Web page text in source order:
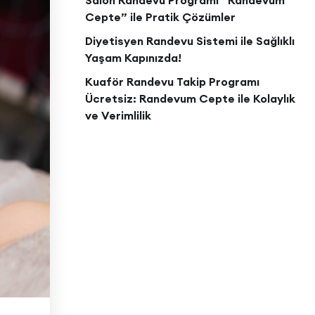
Cepte” ile Pratik Çözümler
Diyetisyen Randevu Sistemi ile Sağlıklı
Yaşam Kapınızda!
Kuaför Randevu Takip Programı
Ücretsiz: Randevum Cepte ile Kolaylık
ve Verimlilik